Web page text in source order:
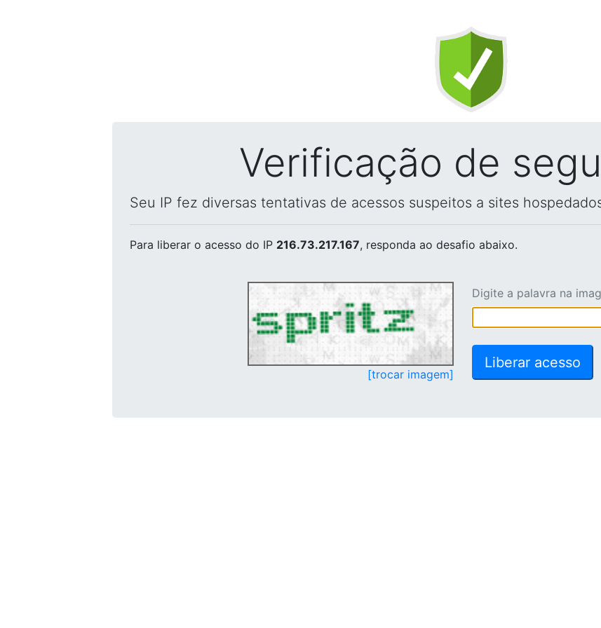
Verificação de
Seu IP fez diversas tentativas de acessos suspeitos a sites
Para liberar o acesso do IP 216.73.217.167, responda ao desafio abaixo.
[trocar imagem]
Digite a palavra na